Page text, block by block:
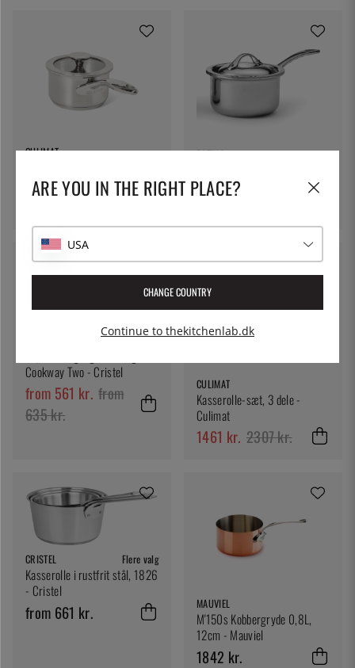
CULIMAT PATINA
låg, 0,35L
Flere valg
Cookway Two - Cristel
from 561 kr. from
635 kr.
CULIMAT
Kasserolle-sæt, 3 dele -
Culimat
1461 kr. 2307 kr.
CRISTEL Flere valg
Kasserolle i rustfrit stål, 1826
- Cristel
from 661 kr. MAUVIEL
M'150s Kobbergryde 0,8L,
12cm - Mauviel
1842 kr.
ARE YOU IN THE RIGHT PLACE?
USA
CHANGE COUNTRY
Continue to thekitchenlab.dk